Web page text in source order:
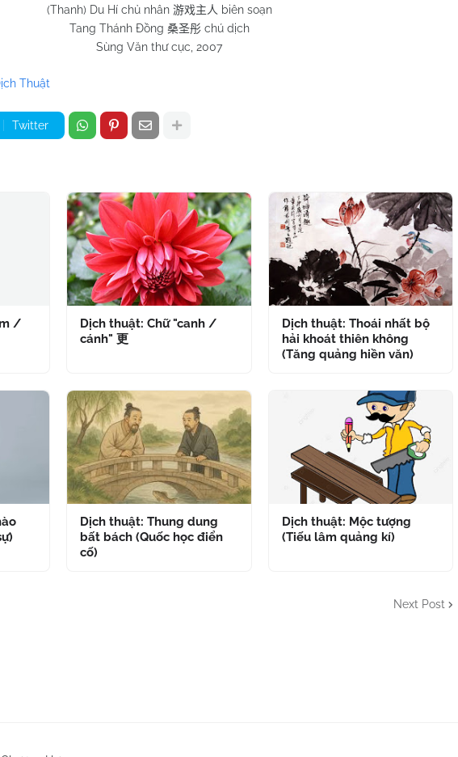
(Thanh) Du Hí chủ nhân 游戏主人 biên soạn
Tang Thánh Đồng 桑圣彤chú dịch
Sùng Văn thư cục, 2007
Thuật
Twitter
/
Dịch thuật: Chữ "canh /
cánh" 更
Dịch thuật: Thoái nhất bộ
hải khoát thiên không
(Tăng quảng hiền văn)
Dịch thuật: Thung dung
bất bách (Quốc học điển
cố)
Dịch thuật: Mộc tượng
(Tiếu lâm quảng kí)
Next Post